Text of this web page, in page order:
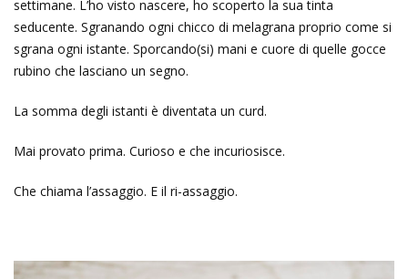
settimane. L’ho visto nascere, ho scoperto la sua tinta
seducente. Sgranando ogni chicco di melagrana proprio come si
sgrana ogni istante. Sporcando(si) mani e cuore di quelle gocce
rubino che lasciano un segno.
La somma degli istanti è diventata un curd.
Mai provato prima. Curioso e che incuriosisce.
Che chiama l’assaggio. E il ri-assaggio.